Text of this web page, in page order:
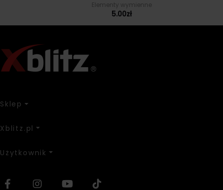
Elementy wymienne
5.00zł
Sklep
Xblitz.pl
Użytkownik